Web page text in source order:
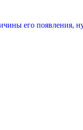
его появления,